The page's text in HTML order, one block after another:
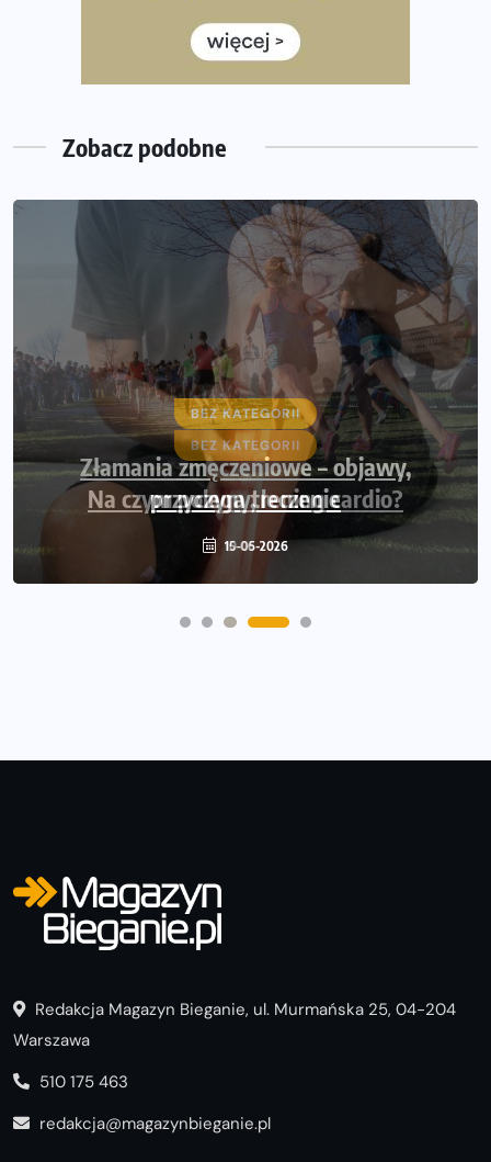
Już w tę sobotę 35. Bieg Powstania Warszawskiego.
Wystartuje rekordowa liczba uczestników
Zobacz podobne
BEZ KATEGORII
Złamania zmęczeniowe – objawy,
przyczyny, leczenie
10-05-2026
Redakcja Magazyn Bieganie, ul. Murmańska 25, 04-204
Warszawa
510 175 463
redakcja@magazynbieganie.pl